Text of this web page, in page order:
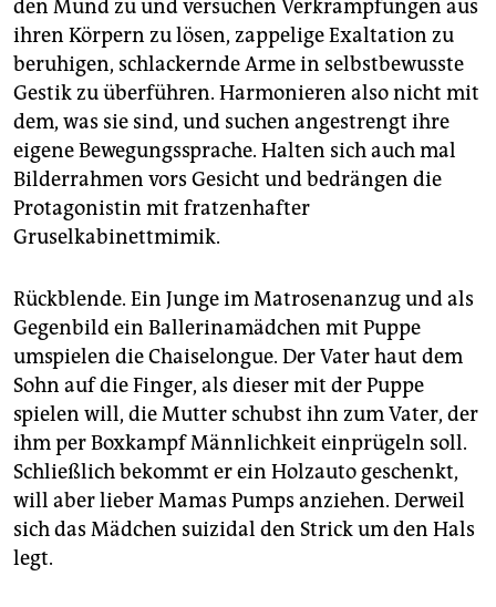
den Mund zu und versuchen Verkrampfungen aus
ihren Körpern zu lösen, zappelige Exaltation zu
beruhigen, schlackernde Arme in selbstbewusste
Gestik zu überführen. Harmonieren also nicht mit
dem, was sie sind, und suchen angestrengt ihre
eigene Bewegungssprache. Halten sich auch mal
Bilderrahmen vors Gesicht und bedrängen die
Protagonistin mit fratzenhafter
Gruselkabinettmimik.
Rückblende. Ein Junge im Matrosenanzug und als
Gegenbild ein Ballerinamädchen mit Puppe
umspielen die Chaiselongue. Der Vater haut dem
Sohn auf die Finger, als dieser mit der Puppe
spielen will, die Mutter schubst ihn zum Vater, der
ihm per Boxkampf Männlichkeit einprügeln soll.
Schließlich bekommt er ein Holz­auto geschenkt,
will aber lieber Mamas Pumps anziehen. Derweil
sich das Mädchen suizidal den Strick um den Hals
legt.